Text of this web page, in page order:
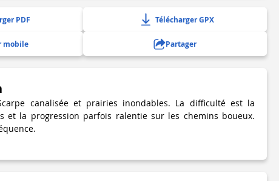
PDF Télécharger GPX
mobile Partager
canalisée et prairies inondables. La difficulté est la
et la progression parfois ralentie sur les chemins boueux.